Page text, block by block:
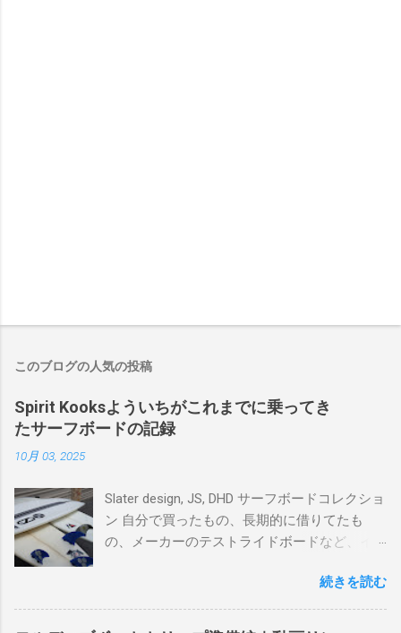
このブログの人気の投稿
Spirit Kooksよういちがこれまでに乗ってき
たサーフボードの記録
10月 03, 2025
Slater design, JS, DHD サーフボードコレクショ
ン 自分で買ったもの、長期的に借りてたも
の、メーカーのテストライドボードなど、イ
を書き残しているページです。 記録と残して
るので、過去のボードたちはもうすでに人に
譲って、手元に無いのがほとんどだけど。 色
続きを読む